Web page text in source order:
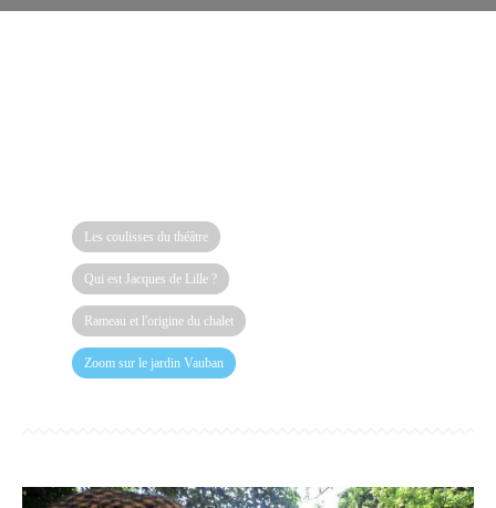
Les coulisses du théâtre
Qui est Jacques de Lille ?
Rameau et l'origine du chalet
Zoom sur le jardin Vauban